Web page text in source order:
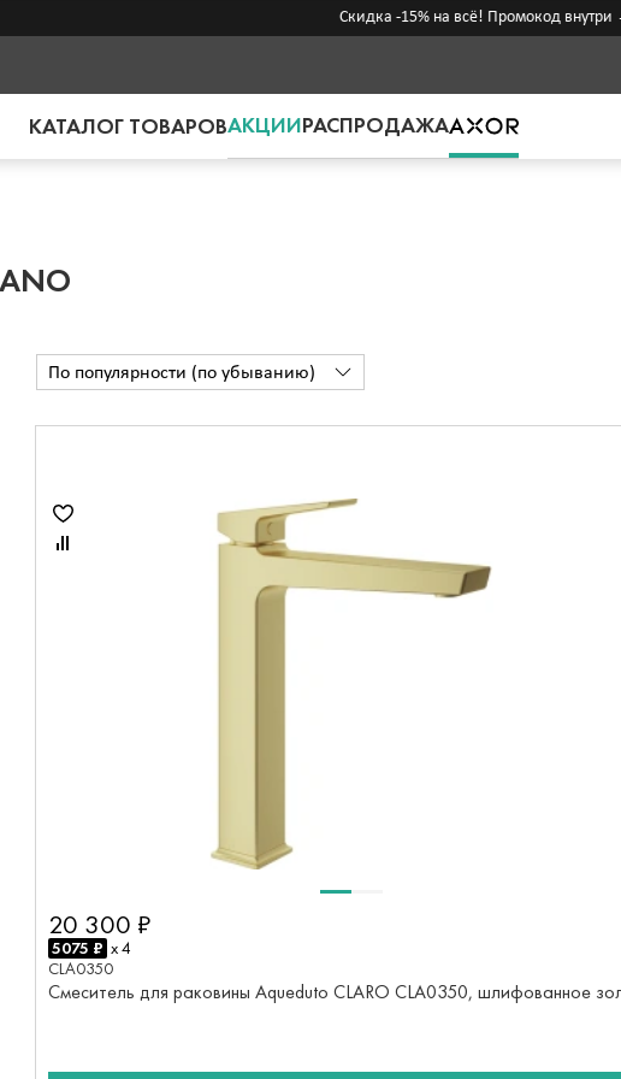
Скидка -15% на всё! Промокод внутри →
КАТАЛОГ ТОВАРОВАКЦИИРАСПРОДАЖА
По популярности (по убыванию)
20 300 ₽
5075 ₽ x 4
CLA0350
Смеситель для раковины Aqueduto CLARO CLA0350, шлифованное